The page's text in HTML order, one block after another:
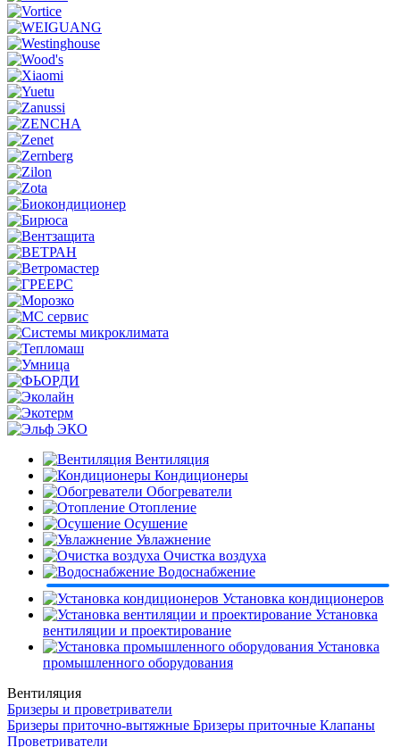
Вентиляция
Кондиционеры
Обогреватели
Отопление
Осушение
Увлажнение
Очистка воздуха
Водоснабжение
Установка кондиционеров
Установка
вентиляции и проектирование
Установка
промышленного оборудования
Вентиляция
Бризеры и проветриватели
Бризеры приточно-вытяжные Бризеры приточные Клапаны
Проветриватели